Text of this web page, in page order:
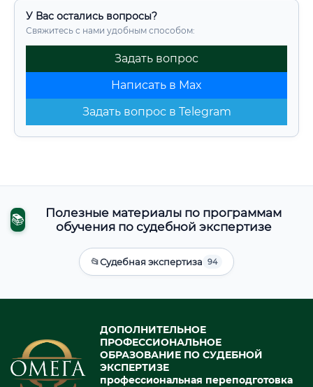
У Вас остались вопросы?
Свяжитесь с нами удобным способом:
Задать вопрос
Написать в Max
Задать вопрос в Telegram
📚
Полезные материалы по программам
обучения по судебной экспертизе
📂Судебная экспертиза 94
ДОПОЛНИТЕЛЬНОЕ
ПРОФЕССИОНАЛЬНОЕ
ОБРАЗОВАНИЕ ПО СУДЕБНОЙ
ЭКСПЕРТИЗЕ
профессиональная переподготовка